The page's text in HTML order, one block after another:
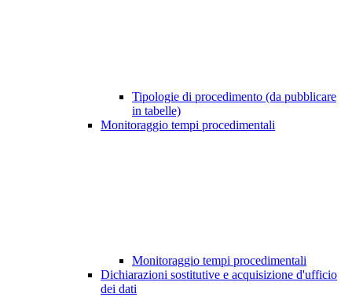
Tipologie di procedimento (da pubblicare
in tabelle)
Monitoraggio tempi procedimentali
Monitoraggio tempi procedimentali
Dichiarazioni sostitutive e acquisizione d'ufficio
dei dati